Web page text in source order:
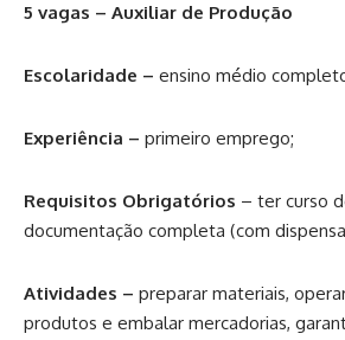
5 vagas – Auxiliar de Produção
Escolaridade – ensino médio
Experiência – primeiro emprego;
Requisitos Obrigatórios – ter curso
documentação completa (com
Atividades – preparar materiais,
produtos e embalar mercadorias,